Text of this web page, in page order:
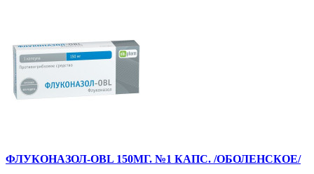
ФЛУКОНАЗОЛ-OBL 150МГ. №1 КАПС. /ОБОЛЕНСКОЕ/